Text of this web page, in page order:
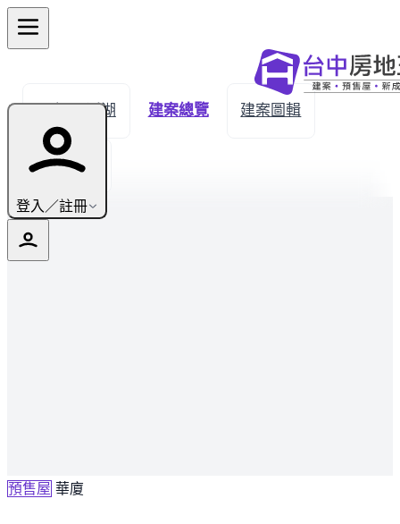
登入／註冊
← 返回溪湖 建案總覽 建案圖輯
生活機能
預售屋 華廈